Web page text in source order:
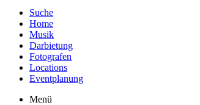
Suche
Home
Musik
Darbietung
Fotografen
Locations
Eventplanung
Menü